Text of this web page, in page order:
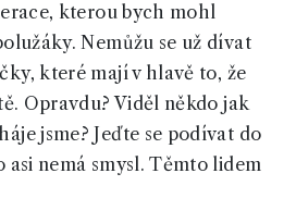
kterou bych mohl
Nemůžu se už dívat
které mají v hlavě to, že
Opravdu? Viděl někdo jak
jsme? Jeďte se podívat do
nemá smysl. Těmto lidem